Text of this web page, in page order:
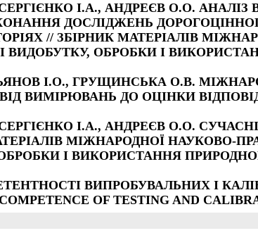
І.А., АНДРЕЄВ О.О.
ДОСЛІДЖЕНЬ
// ЗБІРНИК МАТЕРІАЛІВ
ВИДОБУТКУ, ОБРОБКИ І
І.О., ГРУЩИНСЬКА О.В.
ВИМІРЮВАНЬ ДО ОЦІНКИ
І.А., АНДРЕЄВ О.О.
МІЖНАРОДНОЇ НАУКОВО-
І ВИКОРИСТАННЯ
ВИПРОБУВАЛЬНИХ І
OF TESTING AND